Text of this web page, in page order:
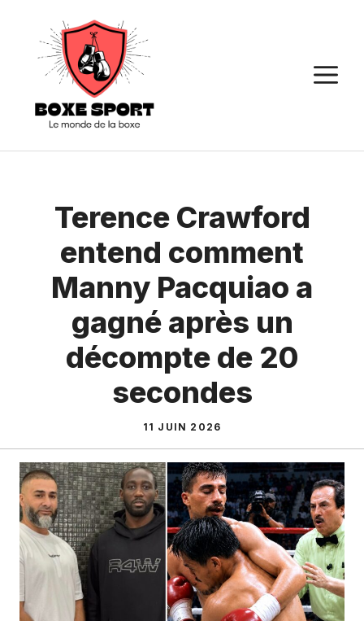
contenu
Terence Crawford
entend comment
Manny Pacquiao a
gagné après un
décompte de 20
secondes
11 JUIN 2026